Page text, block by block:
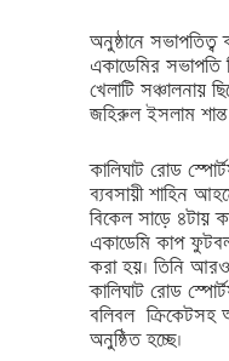
অনুষ্ঠানে
একাডেমির
খেলাটি সঞ্চালনায়
জহিরুল ইসলাম
কালিঘাট রোড
ব্যবসায়ী শাহিন
বিকেল সাড়ে ৪টায়
একাডেমি কাপ
করা হয়। তিনি
কালিঘাট রোড
বলিবল ক্রিকেটসহ
অনুষ্ঠিত হচ্ছে।